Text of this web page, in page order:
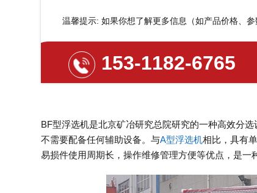
温馨提示: 如果你想了解更多信息（如产品价格、
153-1182-6765
BF型浮选机是北京矿冶研究总院研究的一种高效分
不需要配备任何辅助设备。与A型浮选机相比，具有
易损件使用周期长，操作维修管理方便等优点，是一